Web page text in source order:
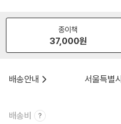
종이책
37,000원
배송안내
서울특별
배송비